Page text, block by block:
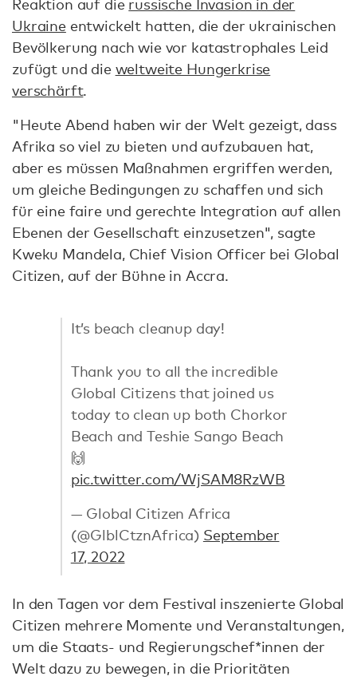
Reaktion auf die russische Invasion in der
Ukraineentwickelt hatten, die der ukrainischen
Bevölkerung nach wie vor katastrophales Leid
zufügt und die weltweite Hungerkrise
verschärft.
"Heute Abend haben wir der Welt gezeigt, dass
Afrika so viel zu bieten und aufzubauen hat,
aber es müssen Maßnahmen ergriffen werden,
um gleiche Bedingungen zu schaffen und sich
für eine faire und gerechte Integration auf allen
Ebenen der Gesellschaft einzusetzen", sagte
Kweku Mandela, Chief Vision Officer bei Global
Citizen, auf der Bühne in Accra.
It’s beach cleanup day!
Thank you to all the incredible
Global Citizens that joined us
today to clean up both Chorkor
Beach and Teshie Sango Beach
🙌
pic.twitter.com/WjSAM8RzWB
— Global Citizen Africa
(@GlblCtznAfrica) September
17, 2022
In den Tagen vor dem Festival inszenierte Global
Citizen mehrere Momente und Veranstaltungen,
um die Staats- und Regierungschef*innen der
Welt dazu zu bewegen, in die Prioritäten